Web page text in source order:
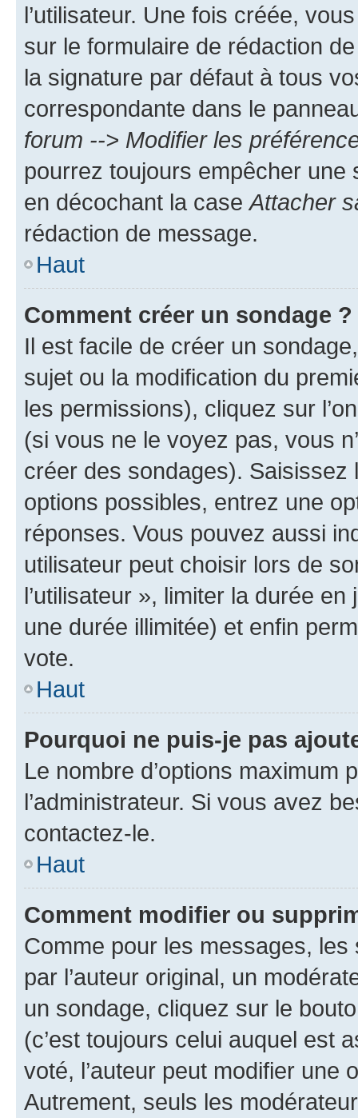
l’utilisateur. Une fois créée,
sur le formulaire de rédaction
la signature par défaut à tous
correspondante dans le
forum --> Modifier les
pourrez toujours empêcher une
en décochant la case Attacher
rédaction de message.
Haut
Comment créer un sondage ?
Il est facile de créer un
sujet ou la modification du
les permissions), cliquez sur
(si vous ne le voyez pas, vous
créer des sondages).
options possibles, entrez une
réponses. Vous pouvez aussi
utilisateur peut choisir lors de
l’utilisateur », limiter la durée
une durée illimitée) et enfin
vote.
Haut
Pourquoi ne puis-je pas
Le nombre d’options maximum
l’administrateur. Si vous avez
contactez-le.
Haut
Comment modifier ou
Comme pour les messages,
par l’auteur original, un
un sondage, cliquez sur le
(c’est toujours celui auquel est
voté, l’auteur peut modifier une
Autrement, seuls les